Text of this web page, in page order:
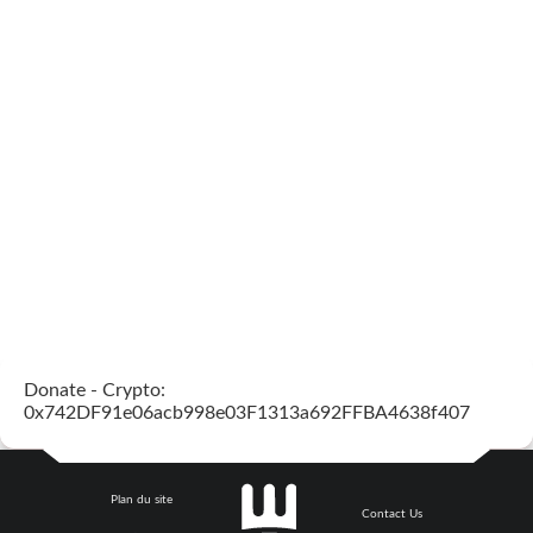
Donate - Crypto:
0x742DF91e06acb998e03F1313a692FFBA4638f407
Plan du site
Contact Us